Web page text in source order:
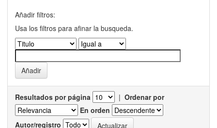
Añadir filtros:
Usa los filtros para afinar la busqueda.
Resultados por página | Ordenar por
En orden
Autor/registro